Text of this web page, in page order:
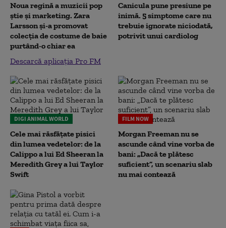
Noua regină a muzicii pop
știe și marketing. Zara
Larsson și-a promovat
colecția de costume de baie
purtând-o chiar ea
Descarcă aplicația Pro FM
Canicula pune presiune pe
inimă. 5 simptome care nu
trebuie ignorate niciodată,
potrivit unui cardiolog
DIGI ANIMAL WORLD
Cele mai răsfățate pisici
din lumea vedetelor: de la
Calippo a lui Ed Sheeran la
Meredith Grey a lui Taylor
Swift
FILM NOW
Morgan Freeman nu se
ascunde când vine vorba de
bani: „Dacă te plătesc
suficient”, un scenariu slab
nu mai contează